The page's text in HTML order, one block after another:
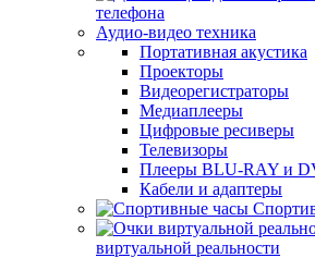
телефона
Аудио-видео техника
Портативная акустика
Проекторы
Видеорегистраторы
Медиаплееры
Цифровые ресиверы
Телевизоры
Плееры BLU-RAY и
Кабели и адаптеры
виртуальной реальности